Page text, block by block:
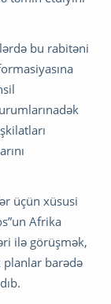
bu rabitəni
üçün xüsusi
Afrika
ilə görüşmək,
planlar barədə